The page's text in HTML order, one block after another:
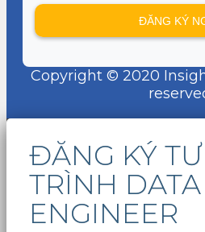
Copyright © 2020
ĐĂNG KÝ
TRÌNH DATA
ENGINEER